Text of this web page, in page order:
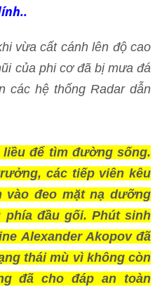
vừa cất cánh lên độ cao
của phi cơ đã bị mưa đá
các hệ thống Radar dẫn
để tìm đường sống.
các tiếp viên kêu
vào đeo mặt nạ dưỡng
đầu gối. Phút sinh
Alexander Akopov đã
thái mù vì không còn
đã cho đáp an toàn